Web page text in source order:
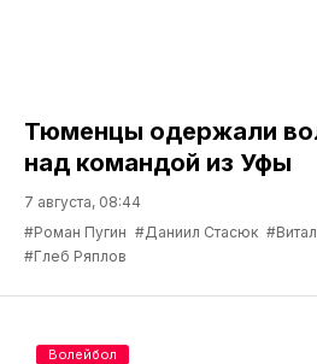
Тюменцы одержали
над командой из Уфы
7 августа, 08:44
#Роман Пугин #Даниил Стасюк
#Глеб Ряплов
Волейбол